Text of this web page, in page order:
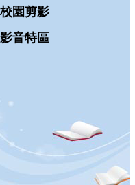
校園剪影
影音特區